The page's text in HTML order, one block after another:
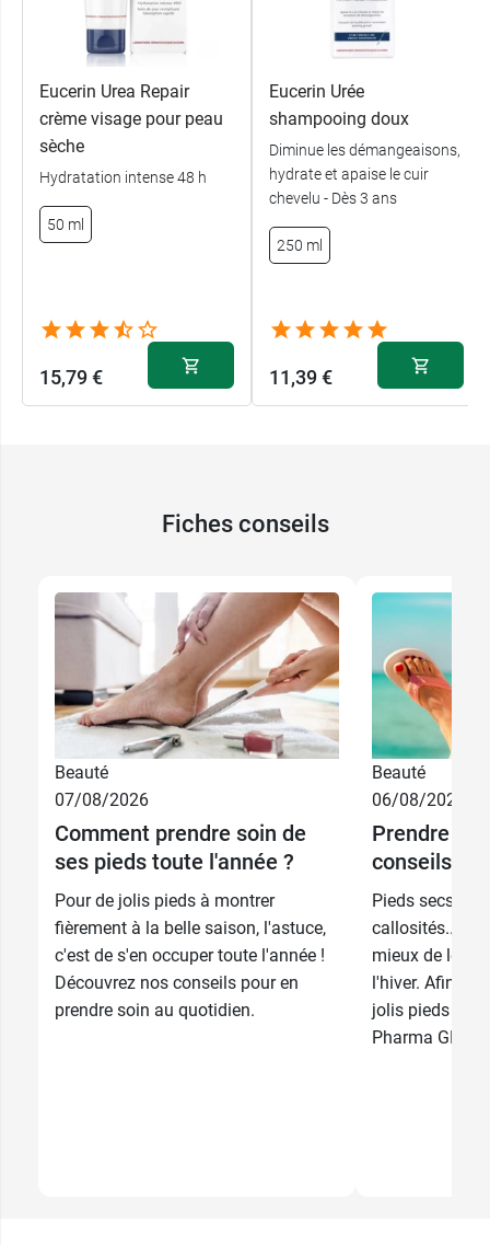
Eucerin Urea Repair
crème visage pour peau
sèche
Hydratation intense 48 h
50 ml
15,79 €
Eucerin Urée
shampooing doux
Diminue les démangeaisons,
hydrate et apaise le cuir
chevelu - Dès 3 ans
250 ml
11,39 €
Fiches conseils
Beauté
07/08/2026
Comment prendre soin de
ses pieds toute l'année ?
Pour de jolis pieds à montrer
fièrement à la belle saison, l'astuce,
c'est de s'en occuper toute l'année !
Découvrez nos conseils pour en
prendre soin au quotidien.
Beauté
06/08/2026
Prendre
conseils
Pieds secs,
callosités...
mieux de leur
l'hiver. Afin de
jolis pieds
Pharma GDD